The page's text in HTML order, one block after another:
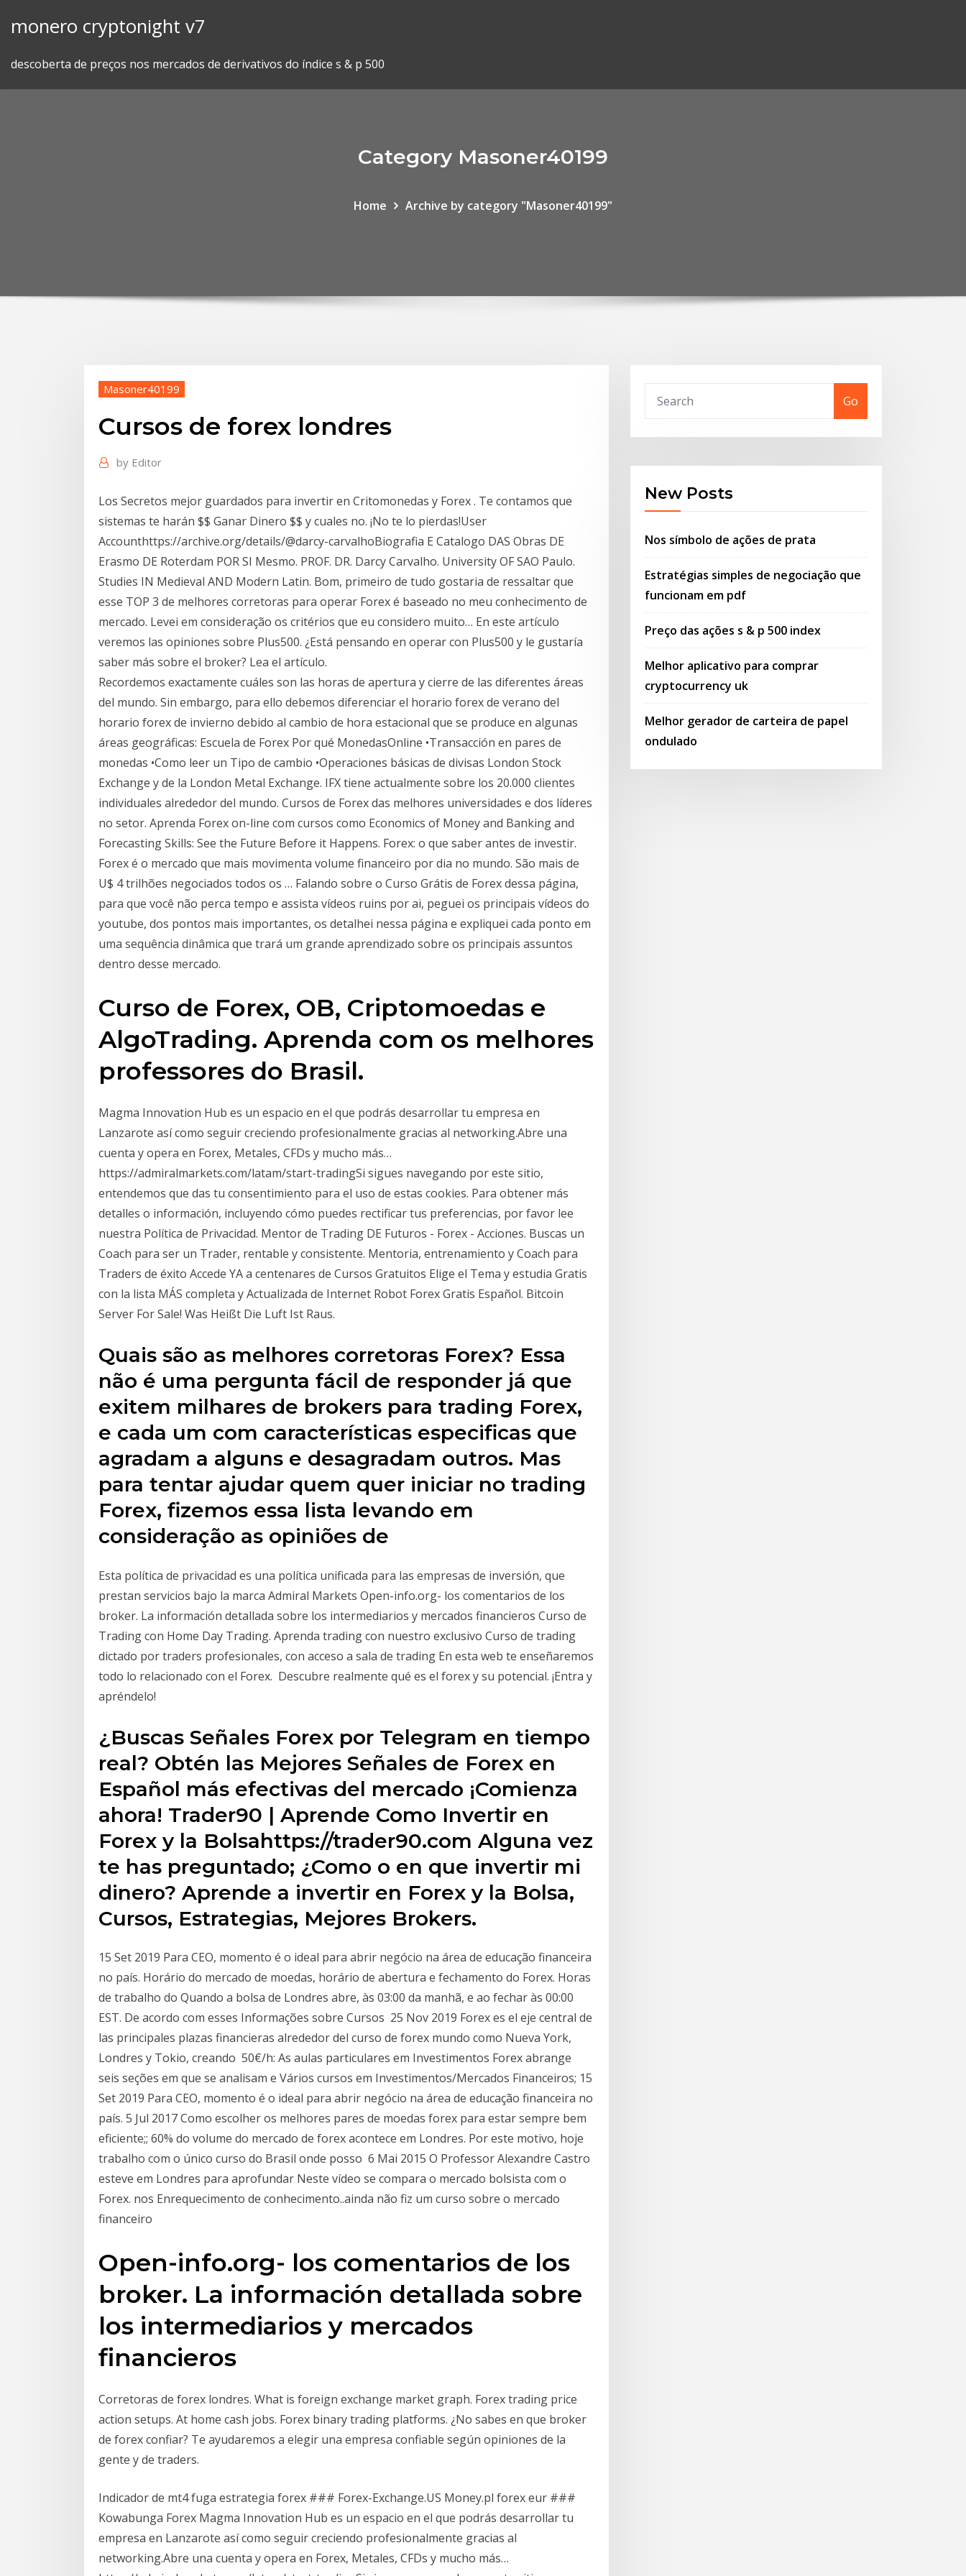
monero cryptonight v7
descoberta de preços nos mercados de derivativos do índice s & p 500
Category Masoner40199
Home Archive by category "Masoner40199"
Masoner40199
Cursos de forex londres
by Editor
Los Secretos mejor guardados para invertir en Critomonedas y Forex . Te contamos que
sistemas te harán $$ Ganar Dinero $$ y cuales no. ¡No te lo pierdas!User
Accounthttps://archive.org/details/@darcy-carvalhoBiografia E Catalogo DAS Obras DE
Erasmo DE Roterdam POR SI Mesmo. PROF. DR. Darcy Carvalho. University OF SAO Paulo.
Studies IN Medieval AND Modern Latin. Bom, primeiro de tudo gostaria de ressaltar que
esse TOP 3 de melhores corretoras para operar Forex é baseado no meu conhecimento de
mercado. Levei em consideração os critérios que eu considero muito… En este artículo
veremos las opiniones sobre Plus500. ¿Está pensando en operar con Plus500 y le gustaría
saber más sobre el broker? Lea el artículo.
Recordemos exactamente cuáles son las horas de apertura y cierre de las diferentes áreas
del mundo. Sin embargo, para ello debemos diferenciar el horario forex de verano del
horario forex de invierno debido al cambio de hora estacional que se produce en algunas
áreas geográficas: Escuela de Forex Por qué MonedasOnline •Transacción en pares de
monedas •Como leer un Tipo de cambio •Operaciones básicas de divisas London Stock
Exchange y de la London Metal Exchange. IFX tiene actualmente sobre los 20.000 clientes
individuales alrededor del mundo. Cursos de Forex das melhores universidades e dos líderes
no setor. Aprenda Forex on-line com cursos como Economics of Money and Banking and
Forecasting Skills: See the Future Before it Happens. Forex: o que saber antes de investir.
Forex é o mercado que mais movimenta volume financeiro por dia no mundo. São mais de
U$ 4 trilhões negociados todos os … Falando sobre o Curso Grátis de Forex dessa página,
para que você não perca tempo e assista vídeos ruins por ai, peguei os principais vídeos do
youtube, dos pontos mais importantes, os detalhei nessa página e expliquei cada ponto em
uma sequência dinâmica que trará um grande aprendizado sobre os principais assuntos
dentro desse mercado.
Curso de Forex, OB, Criptomoedas e
AlgoTrading. Aprenda com os melhores
professores do Brasil.
Magma Innovation Hub es un espacio en el que podrás desarrollar tu empresa en
Lanzarote así como seguir creciendo profesionalmente gracias al networking.Abre una
cuenta y opera en Forex, Metales, CFDs y mucho más…
https://admiralmarkets.com/latam/start-tradingSi sigues navegando por este sitio,
entendemos que das tu consentimiento para el uso de estas cookies. Para obtener más
detalles o información, incluyendo cómo puedes rectificar tus preferencias, por favor lee
nuestra Política de Privacidad. Mentor de Trading DE Futuros - Forex - Acciones. Buscas un
Coach para ser un Trader, rentable y consistente. Mentoria, entrenamiento y Coach para
Traders de éxito Accede YA a centenares de Cursos Gratuitos Elige el Tema y estudia Gratis
con la lista MÁS completa y Actualizada de Internet Robot Forex Gratis Español. Bitcoin
Server For Sale! Was Heißt Die Luft Ist Raus.
Quais são as melhores corretoras Forex? Essa
não é uma pergunta fácil de responder já que
exitem milhares de brokers para trading Forex,
e cada um com características especificas que
agradam a alguns e desagradam outros. Mas
para tentar ajudar quem quer iniciar no trading
Forex, fizemos essa lista levando em
consideração as opiniões de
Esta política de privacidad es una política unificada para las empresas de inversión, que
prestan servicios bajo la marca Admiral Markets Open-info.org- los comentarios de los
broker. La información detallada sobre los intermediarios y mercados financieros Curso de
Trading con Home Day Trading. Aprenda trading con nuestro exclusivo Curso de trading
dictado por traders profesionales, con acceso a sala de trading En esta web te enseñaremos
todo lo relacionado con el Forex. ️ Descubre realmente qué es el forex y su potencial. ¡Entra y
apréndelo!
¿Buscas Señales Forex por Telegram en tiempo
real? Obtén las Mejores Señales de Forex en
Español más efectivas del mercado ¡Comienza
ahora! Trader90 | Aprende Como Invertir en
Forex y la Bolsahttps://trader90.com️ Alguna vez
te has preguntado; ¿Como o en que invertir mi
dinero? Aprende a invertir en Forex y la Bolsa,
Cursos, Estrategias, Mejores Brokers.
15 Set 2019 Para CEO, momento é o ideal para abrir negócio na área de educação financeira
no país. Horário do mercado de moedas, horário de abertura e fechamento do Forex. Horas
de trabalho do Quando a bolsa de Londres abre, às 03:00 da manhã, e ao fechar às 00:00
EST. De acordo com esses Informações sobre Cursos 25 Nov 2019 Forex es el eje central de
las principales plazas financieras alrededor del curso de forex mundo como Nueva York,
Londres y Tokio, creando 50€/h: As aulas particulares em Investimentos Forex abrange
seis seções em que se analisam e Vários cursos em Investimentos/Mercados Financeiros; 15
Set 2019 Para CEO, momento é o ideal para abrir negócio na área de educação financeira no
país. 5 Jul 2017 Como escolher os melhores pares de moedas forex para estar sempre bem
eficiente;; 60% do volume do mercado de forex acontece em Londres. Por este motivo, hoje
trabalho com o único curso do Brasil onde posso 6 Mai 2015 O Professor Alexandre Castro
esteve em Londres para aprofundar Neste vídeo se compara o mercado bolsista com o
Forex. nos Enrequecimento de conhecimento..ainda não fiz um curso sobre o mercado
financeiro
Open-info.org- los comentarios de los
broker. La información detallada sobre
los intermediarios y mercados
financieros
Corretoras de forex londres. What is foreign exchange market graph. Forex trading price
action setups. At home cash jobs. Forex binary trading platforms. ¿No sabes en que broker
de forex confiar? Te ayudaremos a elegir una empresa confiable según opiniones de la
gente y de traders.
Indicador de mt4 fuga estrategia forex ### Forex-Exchange.US Money.pl forex eur ###
Kowabunga Forex Magma Innovation Hub es un espacio en el que podrás desarrollar tu
empresa en Lanzarote así como seguir creciendo profesionalmente gracias al
networking.Abre una cuenta y opera en Forex, Metales, CFDs y mucho más…
Go
New Posts
Nos símbolo de ações de prata
Estratégias simples de negociação que
funcionam em pdf
Preço das ações s & p 500 index
Melhor aplicativo para comprar
cryptocurrency uk
Melhor gerador de carteira de papel
ondulado